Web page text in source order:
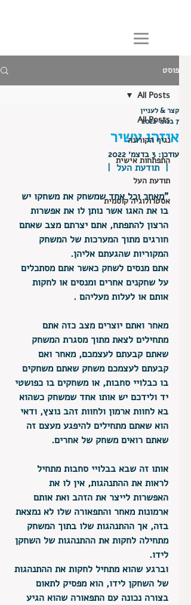
פוסט
All Posts
נגיף הקורונה
התפתחות אישית
תודעת העל
אסטרולוגיה קוסמית
All Posts
איזהו עשיר
קצר & לעניין
7 בנוב׳ 2022
עודכן: 3 בדצמ׳ 2022
|  תודעת העל  |
"מאחר וכל אחד שמשחק את משחקו יש
בו את האגו אשר נותן לו את אפשרות
הרצון להתפתח, אתם יצרתם מצב שאתם
חורגים מתוך המערכות של המשחק
המקוריות שהגעתם אליהן.
אתם מנסים לשחק כאשר אתם מסתכלים
על שחקנים אחרים ומנסים או לחקות
אותם או לעלות מעליהם .
מאחר ואתם יוצרים מצב כזה אתם
מתחילים לצאת מתוך מסגרת המשחק
שאתם קבעתם לעצמכם, מאחר ואם
קבעתם לעצמכם משחק שאתם משחקים
בו כבלויי סחבות, או משחקים בו כפושטי
יד ולידכם יש אותו אחד שמשחק כשהוא
בא לחוות ארמון ולחוות זהב נוצץ, ודאי
הוא שאתם מתחילים להיפגע מעצם זה
שאתם רואים משחק של אחרים.
אותו זה שבא בבלויי סחבות מתחיל
לראות את ההתנהגות, אין לו את
האפשרות לייצר את הזהב ואת אותם
ארמונות מאחר והתפאורה שלו לא נמצאת
בזה, אך ההתנהגות שלו בתוך המשחק
מתחילה לחקות את ההתנהגות של השחקן
לידו.
וברגע שהוא מתחיל לחקות את ההתנהגות
של השחקן לידו, הוא מפסיק לתאום
בצורה נכונה עם התפאורה שהוא הגיע